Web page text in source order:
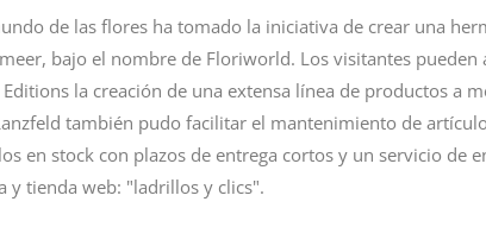
de las flores ha tomado la iniciativa de crear una
bajo el nombre de Floriworld. Los visitantes
la creación de una extensa línea de productos a
también pudo facilitar el mantenimiento de
en stock con plazos de entrega cortos y un servicio de
y tienda web: "ladrillos y clics".